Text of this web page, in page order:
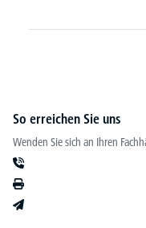
So erreichen Sie uns
Wenden Sie sich an Ihren